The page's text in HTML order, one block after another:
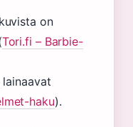
on
Tori.fi – Barbie-
haku).